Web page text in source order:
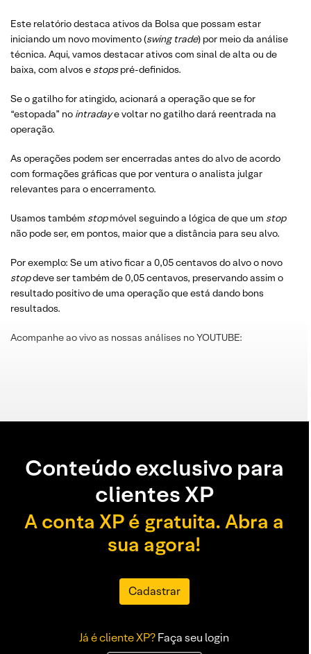
Este relatório destaca ativos da Bolsa que possam estar
iniciando um novo movimento (swing trade) por meio da análise
técnica. Aqui, vamos destacar ativos com sinal de alta ou de
baixa, com alvos e stopspré-definidos.
Se o gatilho for atingido, acionará a operação que se for
“estopada” no intradaye voltar no gatilho dará reentrada na
operação.
As operações podem ser encerradas antes do alvo de acordo
com formações gráficas que por ventura o analista julgar
relevantes para o encerramento.
Usamos também stopmóvel seguindo a lógica de que um stop
não pode ser, em pontos, maior que a distância para seu alvo.
Por exemplo: Se um ativo ficar a 0,05 centavos do alvo o novo
stopdeve ser também de 0,05 centavos, preservando assim o
resultado positivo de uma operação que está dando bons
resultados.
Acompanhe ao vivo as nossas análises no YOUTUBE:
Conteúdo exclusivo para
clientes XP
A conta XP é gratuita. Abra a
sua agora!
Cadastrar
Já é cliente XP?Faça seu login